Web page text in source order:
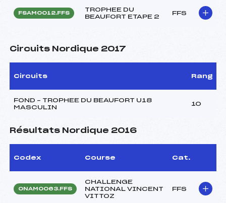
FSAM0012.FFS
TROPHEE DU
BEAUFORT ETAPE 2
FFS
Circuits Nordique 2017
Circuits Rang
FOND – TROPHEE DU BEAUFORT U18
MASCULIN
10
Résultats Nordique 2016
Codex Course Cat.
ONAM0063.FFS
CHALLENGE
NATIONAL VINCENT
VITTOZ
FFS